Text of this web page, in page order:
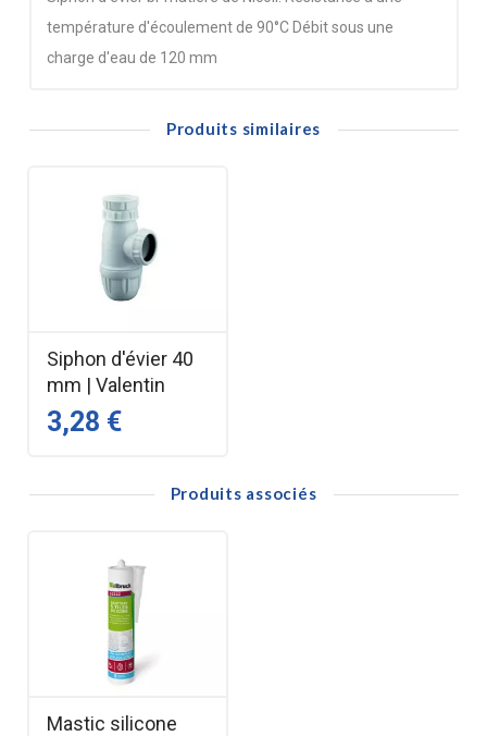
température d'écoulement de 90°C Débit sous une
charge d'eau de 120 mm
Produits similaires
Siphon d'évier 40
mm | Valentin
3,28 €
Produits associés
Mastic silicone